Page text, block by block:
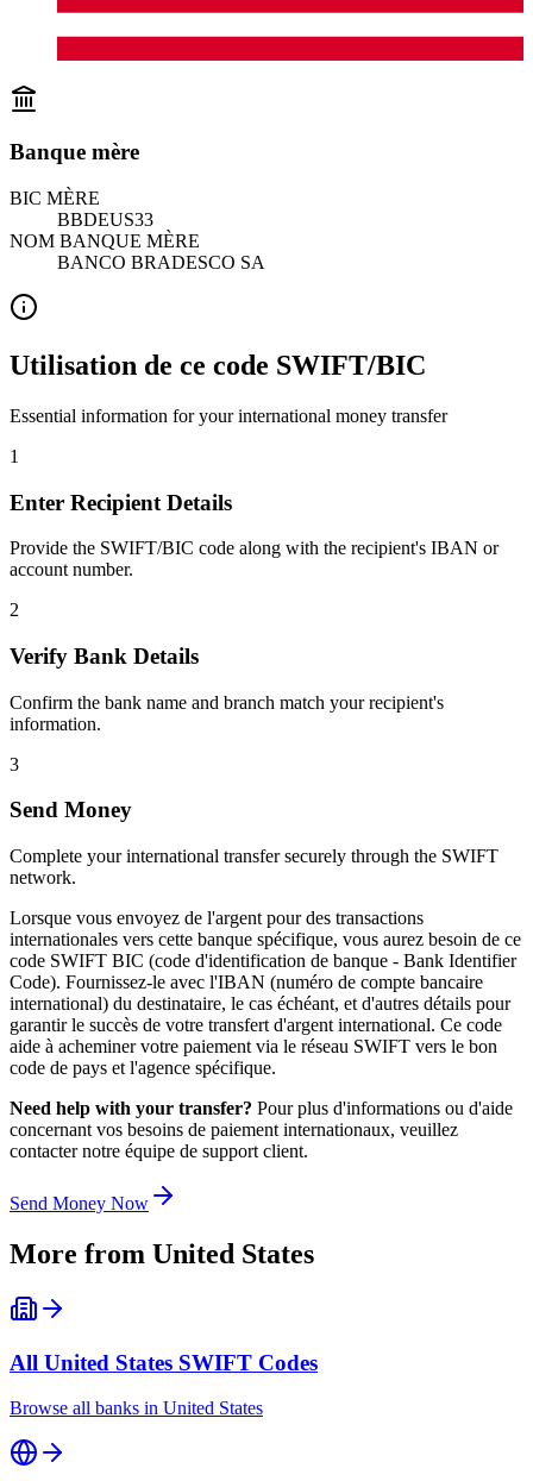
Banque mère
BIC MÈRE
BBDEUS33
NOM BANQUE MÈRE
BANCO BRADESCO SA
Utilisation de ce code SWIFT/BIC
Essential information for your international money transfer
1
Enter Recipient Details
Provide the SWIFT/BIC code along with the recipient's IBAN or
account number.
2
Verify Bank Details
Confirm the bank name and branch match your recipient's
information.
3
Send Money
Complete your international transfer securely through the SWIFT
network.
Lorsque vous envoyez de l'argent pour des transactions
internationales vers cette banque spécifique, vous aurez besoin de ce
code SWIFT BIC (code d'identification de banque - Bank Identifier
Code). Fournissez-le avec l'IBAN (numéro de compte bancaire
international) du destinataire, le cas échéant, et d'autres détails pour
garantir le succès de votre transfert d'argent international. Ce code
aide à acheminer votre paiement via le réseau SWIFT vers le bon
code de pays et l'agence spécifique.
Need help with your transfer? Pour plus d'informations ou d'aide
concernant vos besoins de paiement internationaux, veuillez
contacter notre équipe de support client.
Send Money Now
More from United States
All United States SWIFT Codes
Browse all banks in United States